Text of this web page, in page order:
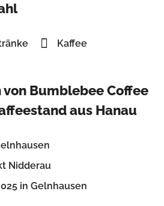
Kaffee
von Bumblebee Coffee
aus Hanau
Nidderau
in Gelnhausen